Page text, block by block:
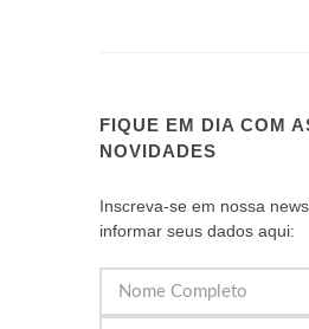
FIQUE EM DIA COM
NOVIDADES
Inscreva-se em nossa
informar seus dados aqui: